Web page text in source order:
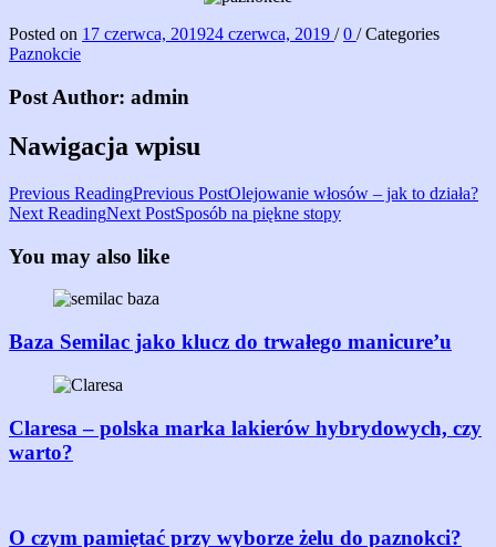
Posted on 17 czerwca, 201924 czerwca, 2019 / 0 / Categories
Paznokcie
Post Author: admin
Nawigacja wpisu
Previous PostOlejowanie włosów – jak to działa?
Next PostSposób na piękne stopy
You may also like
Baza Semilac jako klucz do trwałego manicure’u
Claresa – polska marka lakierów hybrydowych, czy
warto?
O czym pamiętać przy wyborze żelu do paznokci?